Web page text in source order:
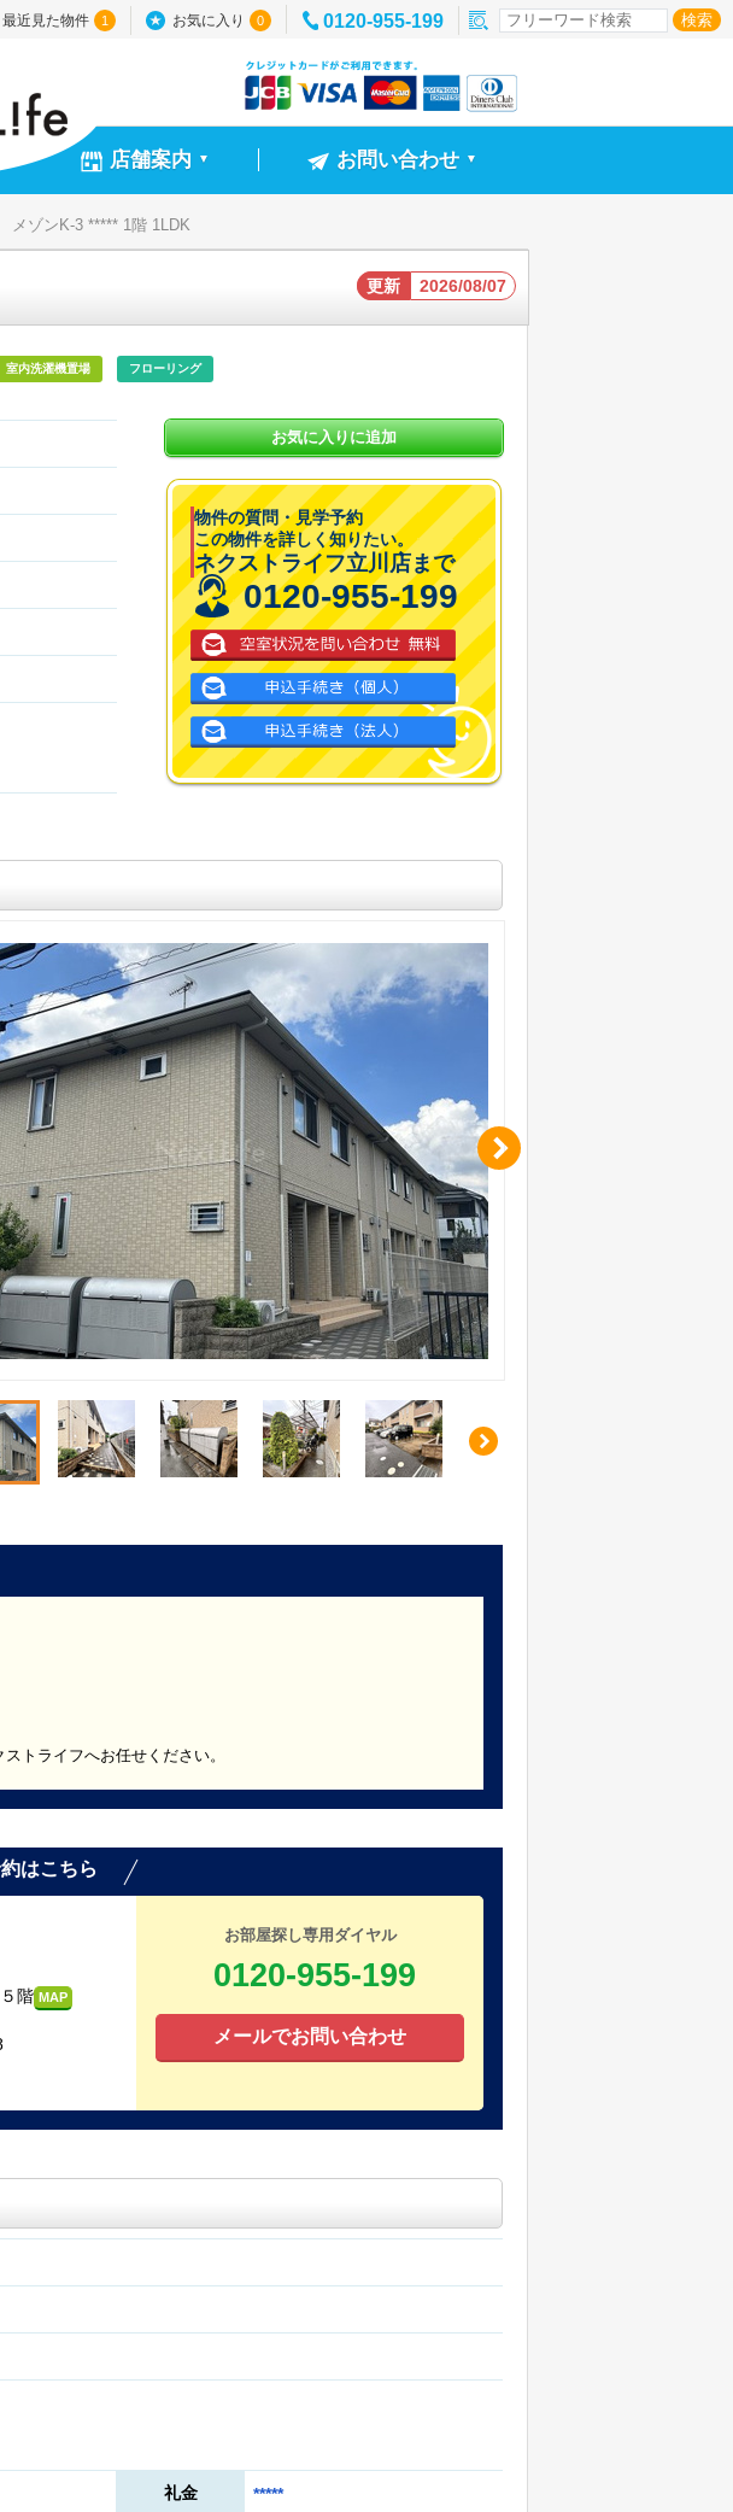
最近見た物件 1 お気に入り 0 0120-955-199
店舗案内 ▼ お問い合わせ ▼
メゾンK-3 ***** 1階 1LDK
更新 2026/08/07
室内洗濯機置場 フローリング
お気に入りに追加
物件の質問・見学予約
この物件を詳しく知りたい。
ネクストライフ立川店まで
0120-955-199
トライフへお任せください。
はこちら
階 MAP
お部屋探し専用ダイヤル
0120-955-199
メールでお問い合わせ
礼金 *****